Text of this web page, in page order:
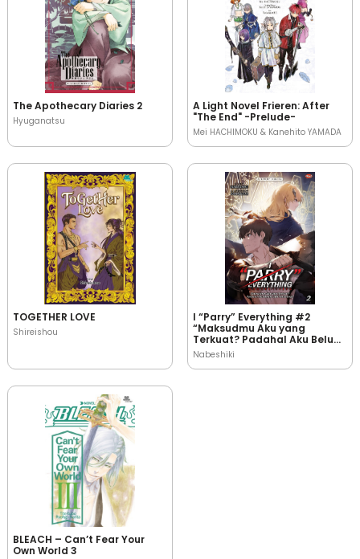
The Apothecary Diaries 2
Hyuganatsu
A Light Novel Frieren: After
"The End" -Prelude-
Mei HACHIMOKU & Kanehito YAMADA
TOGETHER LOVE
Shireishou
I “Parry” Everything #2
“Maksudmu Aku yang
Terkuat? Padahal Aku Belum
Jadi Petualang!”
Nabeshiki
BLEACH – Can’t Fear Your
Own World 3